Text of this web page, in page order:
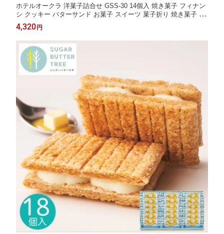
ホテルオークラ 洋菓子詰合せ GSS-30 14個入 焼き菓子 フィナン
シ クッキー バターサンド お菓子 スイーツ 菓子折り 焼き菓子 詰
め合わせ セット 人気 ブランド 内祝い お返し 結婚 出産 香典返し
快気 お見舞い 新築 個包装 小分け 退職 祝い お礼 ギフト プレゼ
ント
4,320円